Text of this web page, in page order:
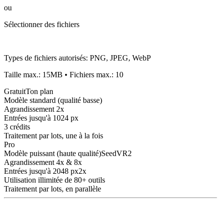
ou
Sélectionner des fichiers
Types de fichiers autorisés: PNG, JPEG, WebP
Taille max.: 15MB • Fichiers max.: 10
GratuitTon plan
Modèle standard (qualité basse)
Agrandissement 2x
Entrées jusqu'à 1024 px
3 crédits
Traitement par lots, une à la fois
Pro
Modèle puissant (haute qualité)SeedVR2
Agrandissement 4x & 8x
Entrées jusqu'à 2048 px2x
Utilisation illimitée de 80+ outils
Traitement par lots, en parallèle